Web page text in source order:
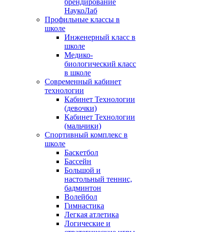
брендирование
НаукоЛаб
Профильные классы в
школе
Инженерный класс в
школе
Медико-
биологический класс
в школе
Современный кабинет
технологии
Кабинет Технологии
(девочки)
Кабинет Технологии
(мальчики)
Спортивный комплекс в
школе
Баскетбол
Бассейн
Большой и
настольный теннис,
бадминтон
Волейбол
Гимнастика
Легкая атлетика
Логические и